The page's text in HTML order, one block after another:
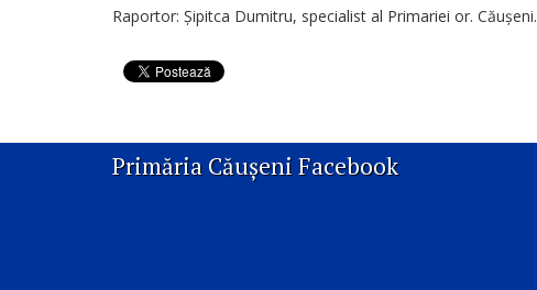
Raportor: Șipitca Dumitru, specialist al Primariei or. Căușeni.
Primăria Căușeni Facebook